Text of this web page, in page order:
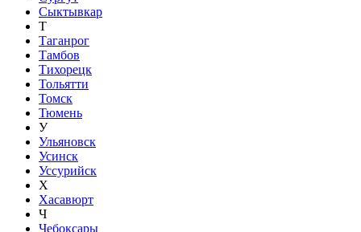
Сыктывкар
Т
Таганрог
Тамбов
Тихорецк
Тольятти
Томск
Тюмень
У
Ульяновск
Усинск
Уссурийск
Х
Хасавюрт
Ч
Чебоксары